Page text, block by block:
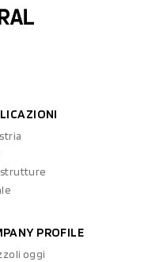
PROFILE
oggi